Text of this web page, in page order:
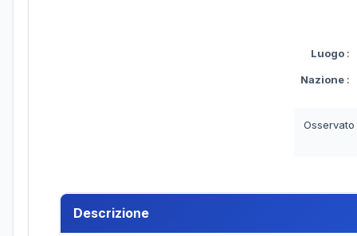
Luogo :
Nazione :
Descrizione